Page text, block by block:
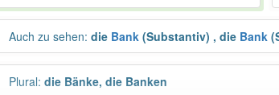
Auch zu sehen: die Bank (Substantiv) , die Bank
Plural: die Bänke, die Banken